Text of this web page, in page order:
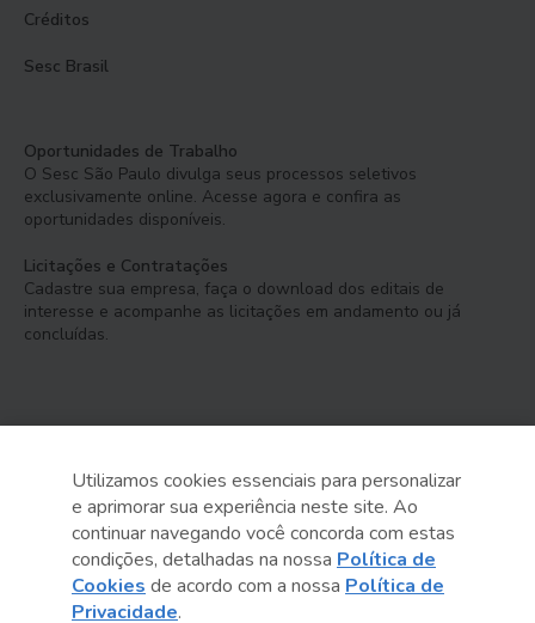
Créditos
Sesc Brasil
Oportunidades de Trabalho
O Sesc São Paulo divulga seus processos seletivos
exclusivamente online. Acesse agora e confira as
oportunidades disponíveis.
Licitações e Contratações
Cadastre sua empresa, faça o download dos editais de
interesse e acompanhe as licitações em andamento ou já
concluídas.
Serviço Social do Comércio
Administração Regional no Estado de São Paulo
Sesc São Paulo por aí:
Utilizamos cookies essenciais para personalizar
e aprimorar sua experiência neste site. Ao
continuar navegando você concorda com estas
condições, detalhadas na nossa Política de
Cookies de acordo com a nossa Política de
Privacidade.